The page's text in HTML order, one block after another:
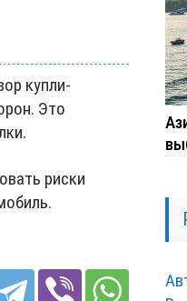
купли-
Это
риски